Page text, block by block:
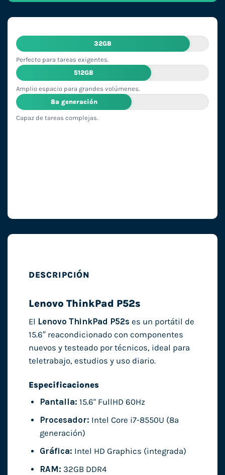
32GB
Perfecto para tareas exigentes.
512GB
Amplio espacio para grandes volúmenes.
8ª generación
Capaz de tareas complejas.
DESCRIPCIÓN
Lenovo ThinkPad P52s
El Lenovo ThinkPad P52s es un portátil de
15.6″ reacondicionado con componentes
nuevos y testeado por técnicos, ideal para
teletrabajo, estudios y uso diario.
Especificaciones
Pantalla: 15.6" FullHD 60Hz
Procesador: Intel Core i7-8550U (8ª
generación)
Gráfica: Intel HD Graphics (integrada)
RAM: 32GB DDR4